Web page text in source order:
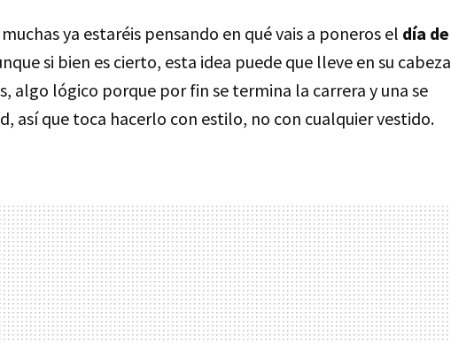
ya estaréis pensando en qué vais a poneros el día de
si bien es cierto, esta idea puede que lleve en su cabeza
algo lógico porque por fin se termina la carrera y una se
así que toca hacerlo con estilo, no con cualquier vestido.